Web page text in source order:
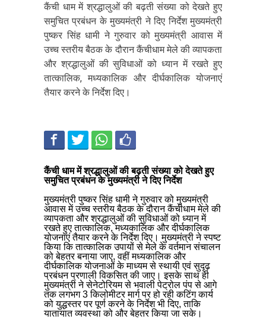
कैंची धाम में श्रद्धालुओं की बढ़ती संख्या को देखते हुए
समुचित प्रबंधन के मुख्यमंत्री ने दिए निर्देश मुख्यमंत्री
पुष्कर सिंह धामी ने गुरुवार को मुख्यमंत्री आवास में
उच्च स्तरीय बैठक के दौरान कैंचीधाम मेले की व्यापकता
और श्रद्धालुओं की सुविधाओं को ध्यान में रखते हुए
तात्कालिक, मध्यकालिक और दीर्घकालिक योजनाएं
तैयार करने के निर्देश दिए।
कैंची धाम में श्रद्धालुओं की बढ़ती संख्या को देखते हुए
समुचित प्रबंधन के मुख्यमंत्री ने दिए निर्देश
मुख्यमंत्री पुष्कर सिंह धामी ने गुरुवार को मुख्यमंत्री
आवास में उच्च स्तरीय बैठक के दौरान कैंचीधाम मेले की
व्यापकता और श्रद्धालुओं की सुविधाओं को ध्यान में
रखते हुए तात्कालिक, मध्यकालिक और दीर्घकालिक
योजनाएं तैयार करने के निर्देश दिए। मुख्यमंत्री ने स्पष्ट
किया कि तात्कालिक उपायों से मेले के वर्तमान संचालन
को बेहतर बनाया जाए, वहीं मध्यकालिक और
दीर्घकालिक योजनाओं के माध्यम से स्थायी एवं सुदृढ़
प्रबंधन प्रणाली विकसित की जाए। इसके साथ ही
मुख्यमंत्री ने सेनेटोरियम से भवाली पेट्रोल पंप से आगे
तक लगभग 3 किलोमीटर मार्ग पर हो रही कटिंग कार्य
को युद्धस्तर पर पूर्ण करने के निर्देश भी दिए, ताकि
यातायात व्यवस्था को और बेहतर किया जा सके।